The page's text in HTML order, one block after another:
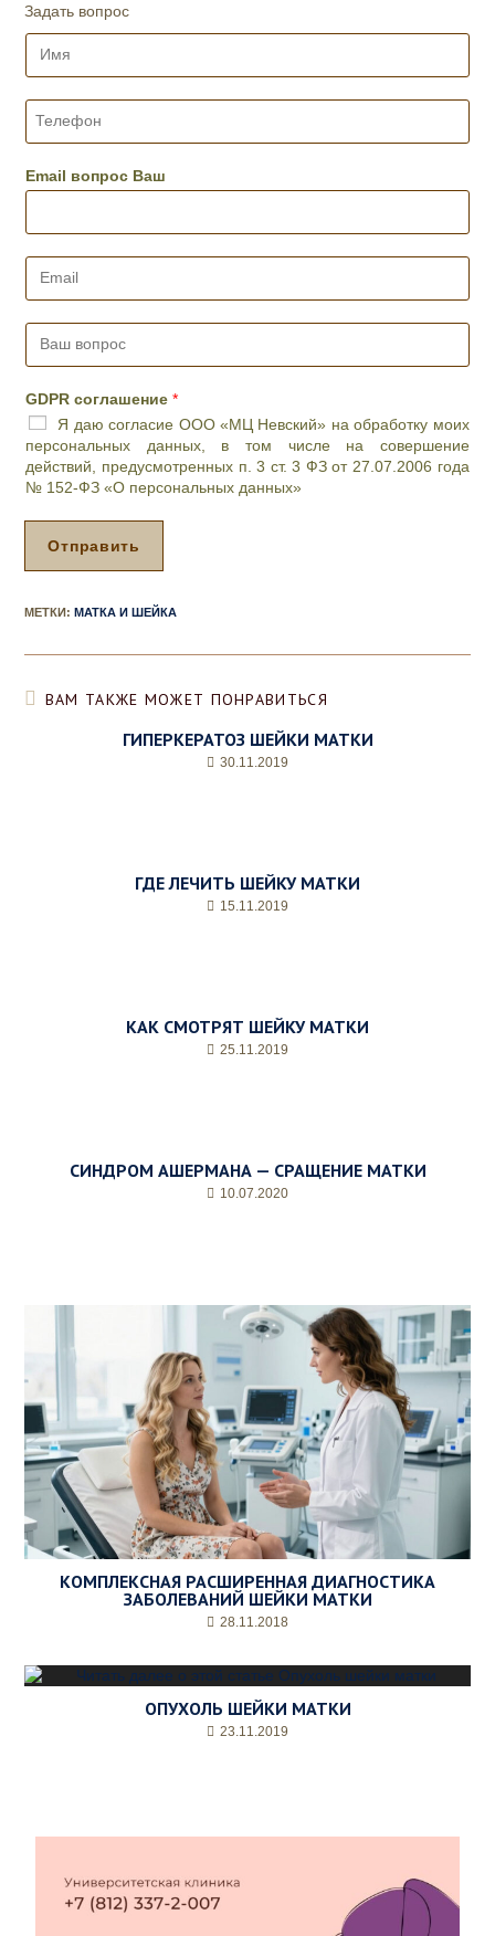
у
р
,
д
н
и
е
р
е
п
и
*
Задать вопрос
И
*
Т
е
ф
н
*
Email вопрос Ваш
E
i
*
В
в
о
о
*
GDPR соглашение*
Я даю согласие ООО «МЦ Невский» на обработку моих
персональных данных, в том числе на совершение
действий, предусмотренных п. 3 ст. 3 ФЗ от 27.07.2006 года
№ 152-ФЗ «О персональных данных»
Отправить
МЕТКИ:МАТКА И ШЕЙКА
ВАМ ТАКЖЕ МОЖЕТ ПОНРАВИТЬСЯ
ГИПЕРКЕРАТОЗ ШЕЙКИ МАТКИ
30.11.2019
ГДЕ ЛЕЧИТЬ ШЕЙКУ МАТКИ
15.11.2019
КАК СМОТРЯТ ШЕЙКУ МАТКИ
25.11.2019
СИНДРОМ АШЕРМАНА — СРАЩЕНИЕ МАТКИ
10.07.2020
КОМПЛЕКСНАЯ РАСШИРЕННАЯ ДИАГНОСТИКА
ЗАБОЛЕВАНИЙ ШЕЙКИ МАТКИ
28.11.2018
ОПУХОЛЬ ШЕЙКИ МАТКИ
23.11.2019